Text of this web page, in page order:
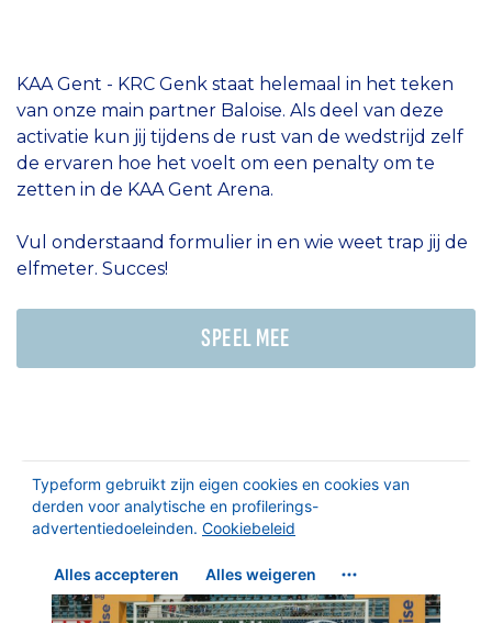
KAA Gent - KRC Genk staat helemaal in het teken
van onze main partner Baloise. Als deel van deze
activatie kun jij tijdens de rust van de wedstrijd zelf
de ervaren hoe het voelt om een penalty om te
zetten in de KAA Gent Arena.
Vul onderstaand formulier in en wie weet trap jij de
elfmeter. Succes!
SPEEL MEE